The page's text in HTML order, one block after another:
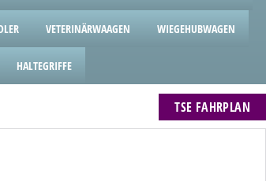
VETERINÄRWAAGEN WIEGEHUBWAGEN
HALTEGRIFFE
TSE FAHRPLAN